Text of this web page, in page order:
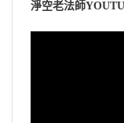
淨空老法師